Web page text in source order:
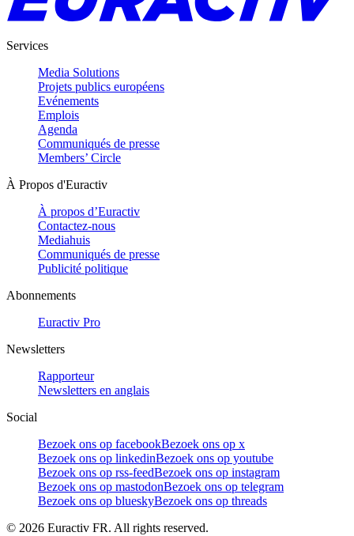
Services
Media Solutions
Projets publics européens
Evénements
Emplois
Agenda
Communiqués de presse
Members’ Circle
À Propos d'Euractiv
À propos d’Euractiv
Contactez-nous
Mediahuis
Communiqués de presse
Publicité politique
Abonnements
Euractiv Pro
Newsletters
Rapporteur
Newsletters en anglais
Social
Bezoek ons op facebookBezoek ons op x
Bezoek ons op linkedinBezoek ons op youtube
Bezoek ons op rss-feedBezoek ons op instagram
Bezoek ons op mastodonBezoek ons op telegram
Bezoek ons op blueskyBezoek ons op threads
© 2026 Euractiv FR. All rights reserved.